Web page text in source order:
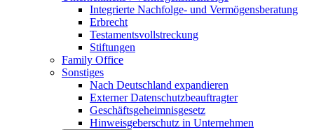
Integrierte Nachfolge- und Vermögensberatung
Erbrecht
Testamentsvollstreckung
Stiftungen
Family Office
Sonstiges
Nach Deutschland expandieren
Externer Datenschutzbeauftragter
Geschäftsgeheimnisgesetz
Hinweisgeberschutz in Unternehmen